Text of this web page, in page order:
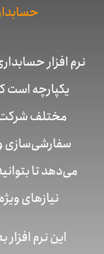
نرم افزار
یکپارچه است
مختلف
سفارشی‌سازی و
می‌دهد تا
نیازهای
این نرم